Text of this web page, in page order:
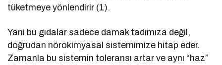
tüketmeye yönlendirir (1).
Yani bu gıdalar sadece damak tadımıza değil,
doğrudan nörokimyasal sistemimize hitap eder.
Zamanla bu sistemin toleransı artar ve aynı “haz”